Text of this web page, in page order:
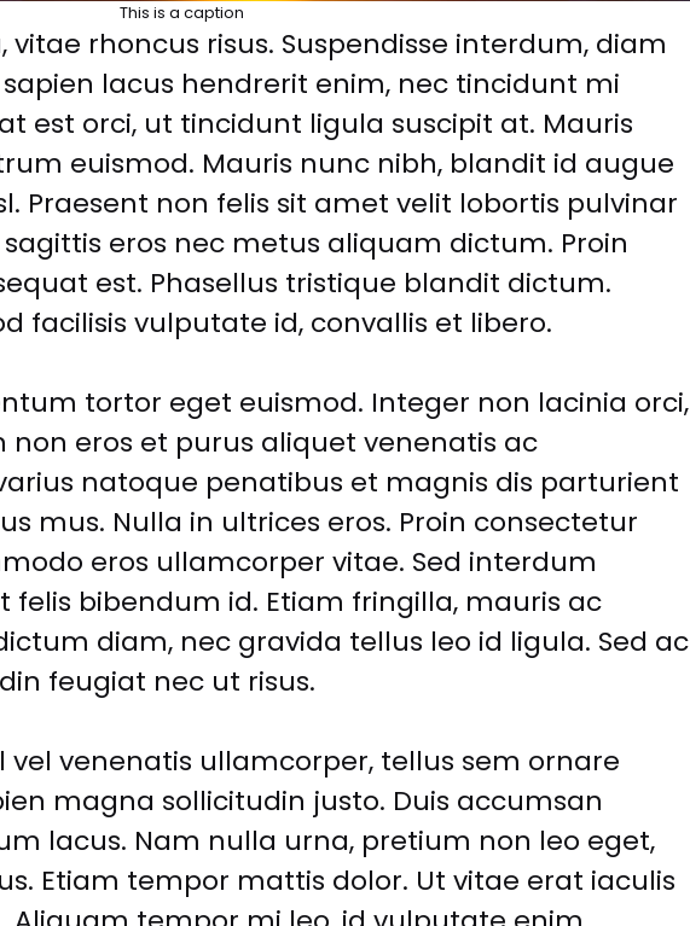
This is a caption
rhoncus risus. Suspendisse interdum, diam
lacus hendrerit enim, nec tincidunt mi
est orci, ut tincidunt ligula suscipit at. Mauris
euismod. Mauris nunc nibh, blandit id augue
Praesent non felis sit amet velit lobortis pulvinar
sagittis eros nec metus aliquam dictum. Proin
est. Phasellus tristique blandit dictum.
facilisis vulputate id, convallis et libero.
tortor eget euismod. Integer non lacinia orci,
non eros et purus aliquet venenatis ac
natoque penatibus et magnis dis parturient
mus. Nulla in ultrices eros. Proin consectetur
eros ullamcorper vitae. Sed interdum
felis bibendum id. Etiam fringilla, mauris ac
diam, nec gravida tellus leo id ligula. Sed ac
feugiat nec ut risus.
vel venenatis ullamcorper, tellus sem ornare
magna sollicitudin justo. Duis accumsan
lacus. Nam nulla urna, pretium non leo eget,
Etiam tempor mattis dolor. Ut vitae erat iaculis